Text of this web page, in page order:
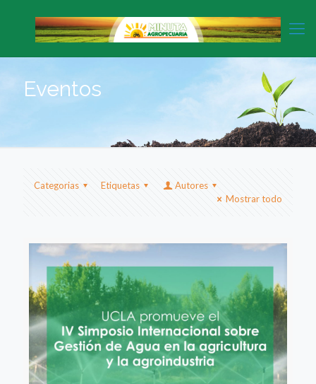
Eventos
Categorias Etiquetas
Autores
Mostrar todo